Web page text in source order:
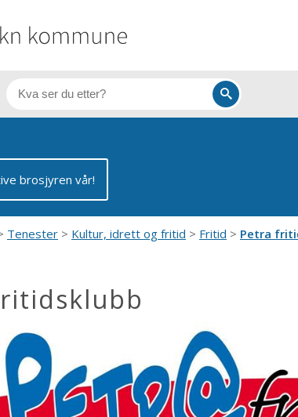
brosjyren vår!
Tenester Kultur, idrett og fritid Fritid Petra